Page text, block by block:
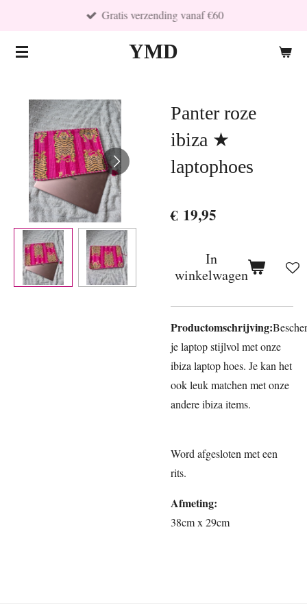
naar
YMD
Gratis verzending vanaf €60
Panter roze
ibiza ★
laptophoes
€ 19,95
In
winkelwagen
Productomschrijving:
je laptop stijlvol met onze
ibiza laptop hoes. Je kan het
ook leuk matchen met onze
andere ibiza items.
Word afgesloten met een
rits.
Afmeting:
38cm x 29cm